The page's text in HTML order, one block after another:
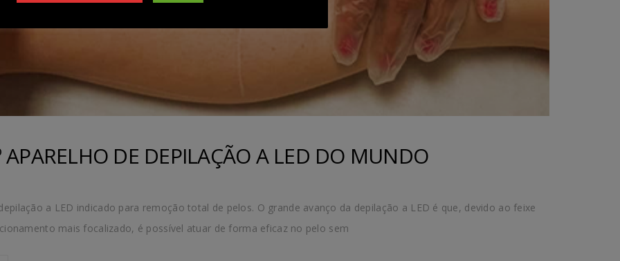
APARELHO DE DEPILAÇÃO A LED DO MUNDO
a LED indicado para remoção total de pelos. O grande avanço da depilação a LED é que, devido ao feixe
mais focalizado, é possível atuar de forma eficaz no pelo sem